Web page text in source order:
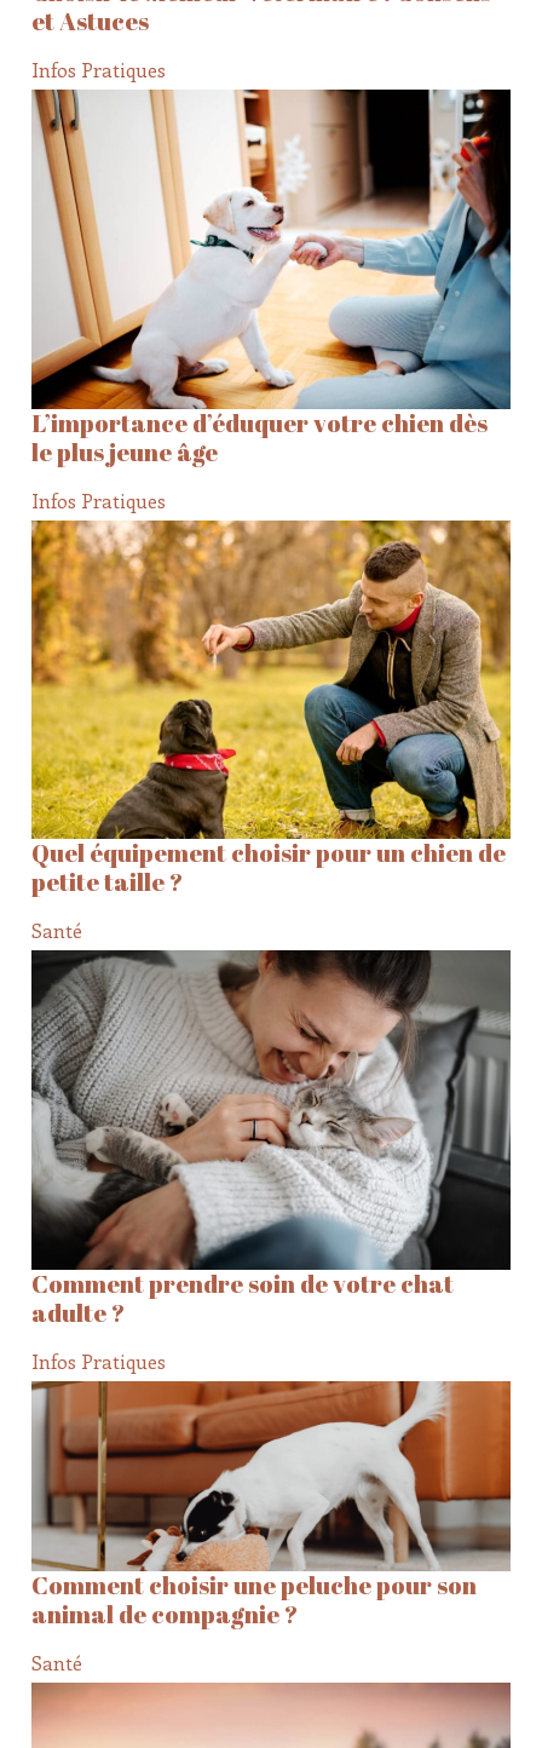
et Astuces
Infos Pratiques
L’importance d’éduquer votre chien dès
le plus jeune âge
Infos Pratiques
Quel équipement choisir pour un chien de
petite taille ?
Santé
Comment prendre soin de votre chat
adulte ?
Infos Pratiques
Comment choisir une peluche pour son
animal de compagnie ?
Santé